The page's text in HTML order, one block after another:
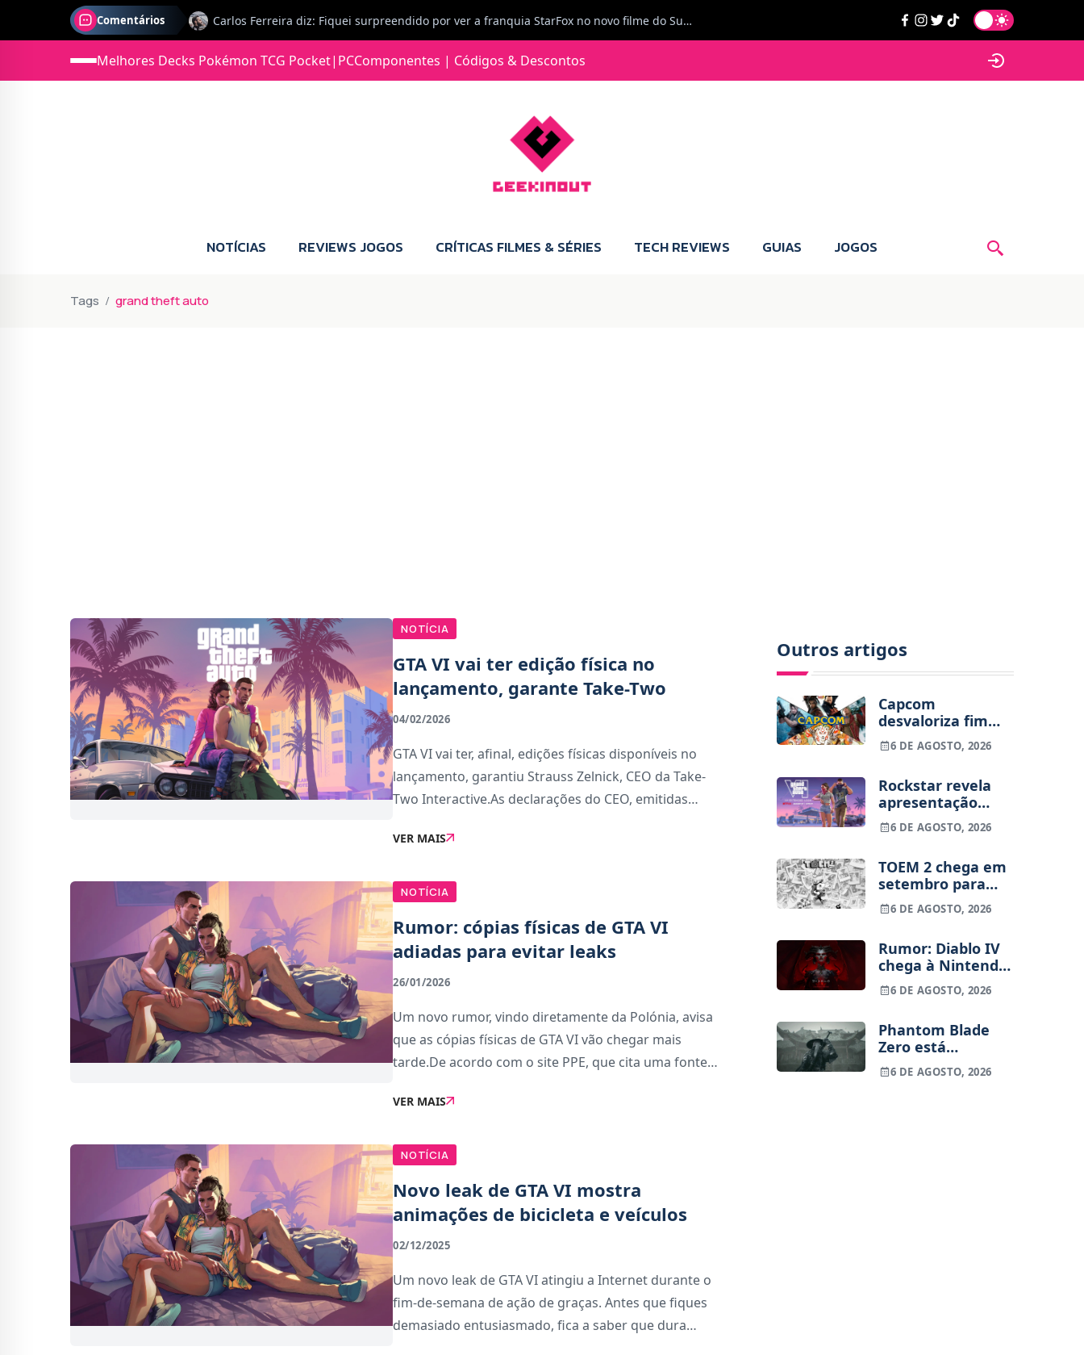
Comentários
Jorge Loureiro | Fearme diz: A versão da Switch 2 tem censura... mas também não perdes muito.
Jonas diz: Estou seriamente com vontade para comprar para a Switch 2 :P
Melhores Decks Pokémon TCG Pocket| PCComponentes | Códigos & Descontos
NOTÍCIAS REVIEWS JOGOS CRÍTICAS FILMES & SÉRIES TECH REVIEWS GUIAS JOGOS
Tags grand theft auto
NOTÍCIA
GTA VI vai ter edição física no
lançamento, garante Take-Two
04/02/2026
GTA VI vai ter, afinal, edições físicas disponíveis no
lançamento, garantiu Strauss Zelnick, CEO da Take-
Two Interactive.As declarações do CEO, emitidas
editora, vêm contrariar um rumor ante
VER MAIS
NOTÍCIA
Rumor: cópias físicas de GTA VI
adiadas para evitar leaks
26/01/2026
Um novo rumor, vindo diretamente da Polónia, avisa
que as cópias físicas de GTA VI vão chegar mais
tarde.De acordo com o site PPE, que cita uma fonte
Microsoft Flight Simulator 2024 e a data de Son
VER MAIS
NOTÍCIA
Novo leak de GTA VI mostra
animações de bicicleta e veículos
02/12/2025
Um novo leak de GTA VI atingiu a Internet durante o
fim-de-semana de ação de graças. Antes que fiques
demasiado entusiasmado, fica a saber que dura
Outros artigos
Capcom
desvaloriza fim
dos jogos físicos
na PlayStation
6 DE AGOSTO, 2026
Rockstar revela
apresentação
alargada de GTA
VI para 27 de
6 DE AGOSTO, 2026
TOEM 2 chega em
setembro para
PS5, Switch e PC
6 DE AGOSTO, 2026
Rumor: Diablo IV
chega à Nintendo
Switch 2 em
setembro e vai
um jogo novo
6 DE AGOSTO, 2026
Phantom Blade
Zero está
terminado, pré-
vendas começam
6 DE AGOSTO, 2026